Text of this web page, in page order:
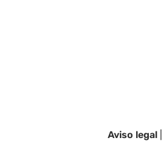
Aviso legal|